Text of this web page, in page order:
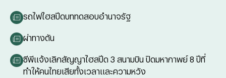
รถไฟไฮสปีดบททดสอบอำนาจรัฐ
ผ่าทางตัน
ซีพีแจ้งเลิกสัญญาไฮสปีด 3 สนามบิน ปิดมหากาพย์ 8 ปีที่
ทำให้คนไทยเสียทั้งเวลาและความหวัง